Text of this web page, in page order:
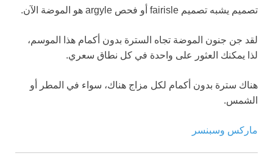
تصميم يشبه تصميم fairisle أو فحص argyle هو الموضة الآن.
لقد جن جنون الموضة تجاه السترة بدون أكمام هذا الموسم،
لذا يمكنك العثور على واحدة في كل نطاق سعري.
هناك سترة بدون أكمام لكل مزاج هناك، سواء في المطر أو
الشمس.
ماركس وسبنسر